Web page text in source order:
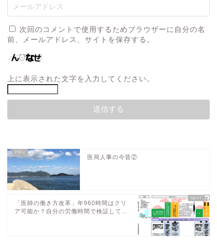
次回のコメントで使用するためブラウザーに自分の名
前、メールアドレス、サイトを保存する。
上に表示された文字を入力してください。
医局人事の今昔②
「医師の働き方改革」年960時間はクリ
ア可能か？自分の労働時間で検証して...